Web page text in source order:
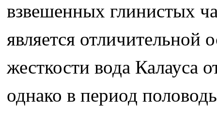
взвешенных глинистых
является
жесткости вода Калауса
однако в период